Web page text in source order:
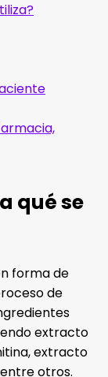
qué se
forma de
de
extracto
extracto
otros.